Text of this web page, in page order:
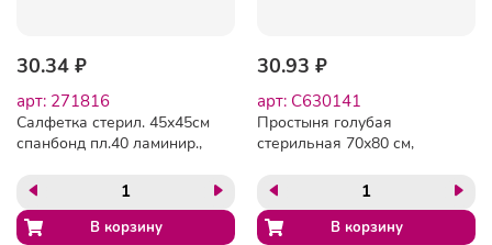
30.34 ₽
арт: 271816
Салфетка стерил. 45х45см
спанбонд пл.40 ламинир.,
30.93 ₽
арт: C630141
Простыня голубая
стерильная 70х80 см,